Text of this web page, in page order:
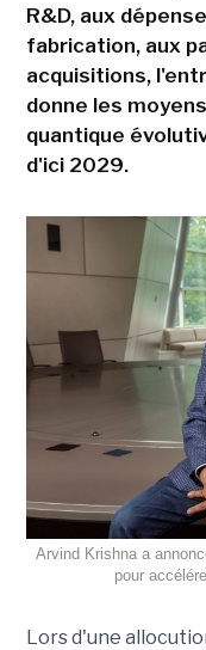
R&D, aux
fabrication, aux
acquisitions,
donne les
quantique
d'ici 2029.
Arvind Krishna a
pour
Lors d'une